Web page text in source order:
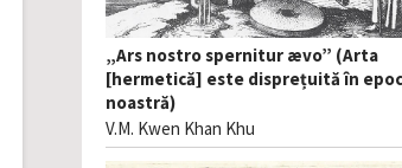
„Ars nostro spernitur ævo” (Arta
[hermetică] este disprețuită în
noastră)
V.M. Kwen Khan Khu